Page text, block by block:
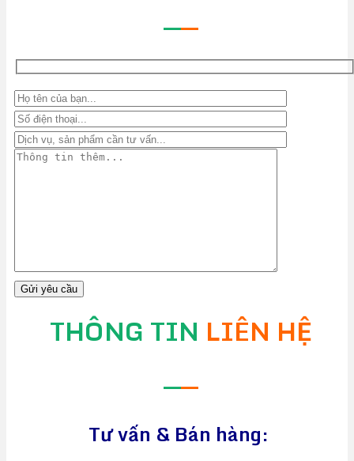
——
THÔNG TIN LIÊN HỆ
——
Tư vấn & Bán hàng: